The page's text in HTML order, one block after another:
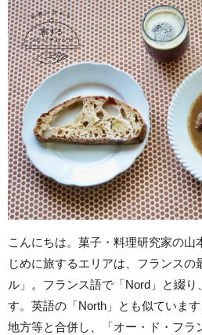
こんにちは。菓子・料理研究家の山
じめに旅するエリアは、フランスの
ル」。フランス語で「Nord」と綴
す。英語の「North」とも似ていま
地方等と合併し、「オー・ド・フラ